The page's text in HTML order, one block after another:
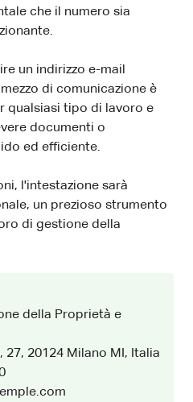
che il numero sia
un indirizzo e-mail
di comunicazione è
qualsiasi tipo di lavoro e
documenti o
ed efficiente.
l'intestazione sarà
un prezioso strumento
di gestione della
della Proprietà e
27, 20124 Milano MI, Italia